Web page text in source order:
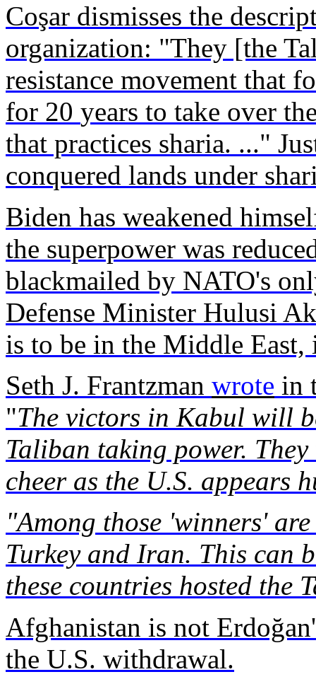
Coşar dismisses the
organization: "They [the
resistance movement that
for 20 years to take over
that practices sharia. ..."
conquered lands under
Biden has weakened
the superpower was
blackmailed by NATO's
Defense Minister Hulusi
is to be in the Middle East,
Seth J. Frantzman wrote in
"The victors in Kabul will
Taliban taking power. They
cheeras the U.S. appears
"Among those 'winners'
Turkeyand Iran. This can
these countries hosted the
Afghanistan is not Erdoğan
the U.S. withdrawal.